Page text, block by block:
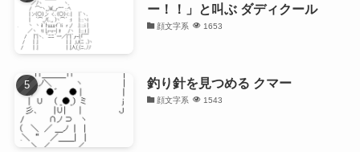
ー！！」と叫ぶ ダディクール
顔文字系 1653
釣り針を見つめる クマー
顔文字系 1543